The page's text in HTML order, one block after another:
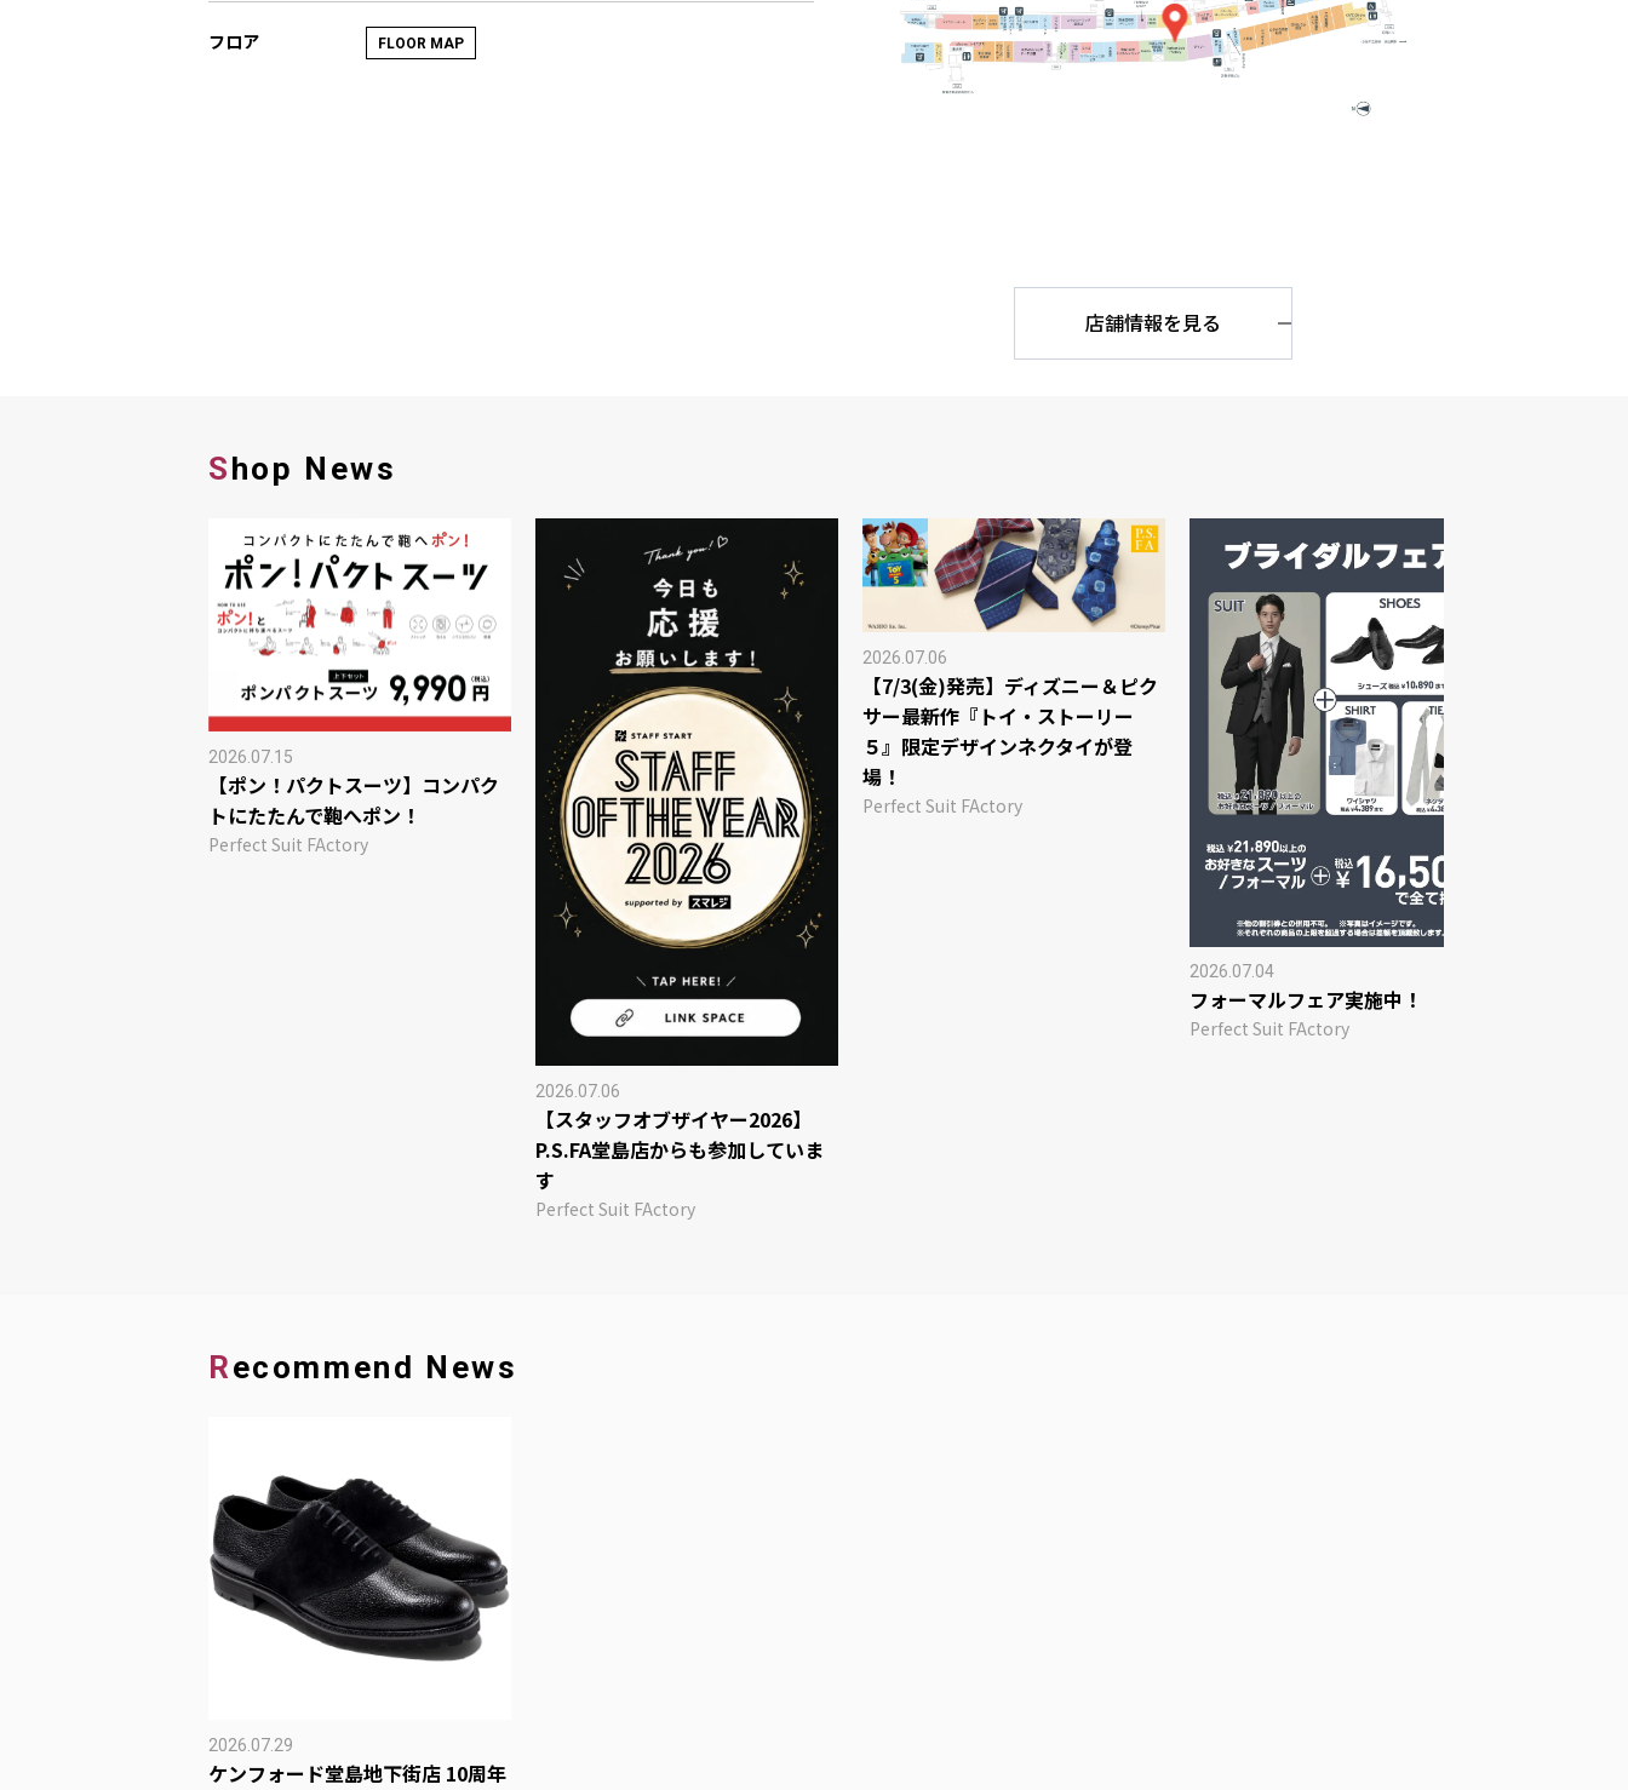
フロア FLOOR MAP
店舗情報を見る
Shop News
2026.07.15
【ポン！パクトスーツ】コンパク
トにたたんで鞄へポン！
Perfect Suit FActory
2026.07.06
【スタッフオブザイヤー2026】
P.S.FA堂島店からも参加していま
す
Perfect Suit FActory
2026.07.06
【7/3(金)発売】ディズニー＆ピク
サー最新作『トイ・ストーリー
５』限定デザインネクタイが登
場！
Perfect Suit FActory
2026.07.04
フォーマルフェア実施中！
Perfect Suit FActory
Recommend News
2026.07.29
ケンフォード堂島地下街店 10周年